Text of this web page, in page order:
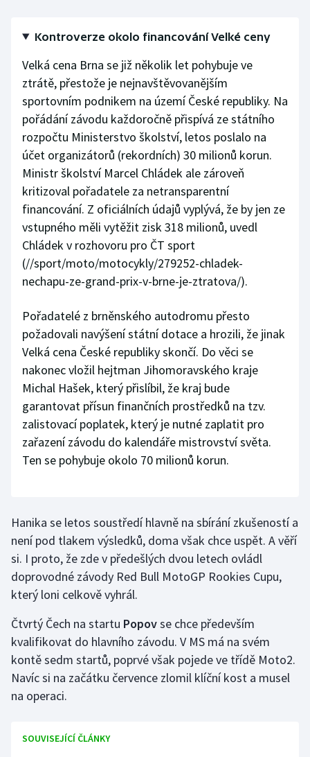
Short track
Sportovní střelba
Stolní tenis
Triatlon
Veslování
Vodní slalom
Volejbal
Ostatní
Kontroverze okolo financování Velké ceny
Velká cena Brna se již několik let pohybuje ve
ztrátě, přestože je nejnavštěvovanějším
sportovním podnikem na území České republiky. Na
pořádání závodu každoročně přispívá ze státního
rozpočtu Ministerstvo školství, letos poslalo na
účet organizátorů (rekordních) 30 milionů korun.
Ministr školství Marcel Chládek ale zároveň
kritizoval pořadatele za netransparentní
financování. Z oficiálních údajů vyplývá, že by jen ze
vstupného měli vytěžit zisk 318 milionů, uvedl
Chládek v rozhovoru pro ČT sport
(//sport/moto/motocykly/279252-chladek-
nechapu-ze-grand-prix-v-brne-je-ztratova/).
Pořadatelé z brněnského autodromu přesto
požadovali navýšení státní dotace a hrozili, že jinak
Velká cena České republiky skončí. Do věci se
nakonec vložil hejtman Jihomoravského kraje
Michal Hašek, který přislíbil, že kraj bude
garantovat přísun finančních prostředků na tzv.
zalistovací poplatek, který je nutné zaplatit pro
zařazení závodu do kalendáře mistrovství světa.
Ten se pohybuje okolo 70 milionů korun.
Hanika se letos soustředí hlavně na sbírání zkušeností a
není pod tlakem výsledků, doma však chce uspět. A věří
si. I proto, že zde v předešlých dvou letech ovládl
doprovodné závody Red Bull MotoGP Rookies Cupu,
který loni celkově vyhrál.
Čtvrtý Čech na startu Popovse chce především
kvalifikovat do hlavního závodu. V MS má na svém
kontě sedm startů, poprvé však pojede ve třídě Moto2.
Navíc si na začátku července zlomil klíční kost a musel
na operaci.
SOUVISEJÍCÍ ČLÁNKY